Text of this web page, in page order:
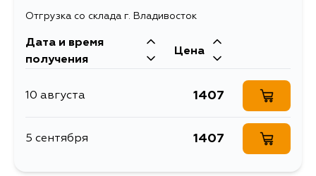
Отгрузка со склада г. Владивосток
Дата и время
получения
Цена
10 августа 1407
5 сентября 1407